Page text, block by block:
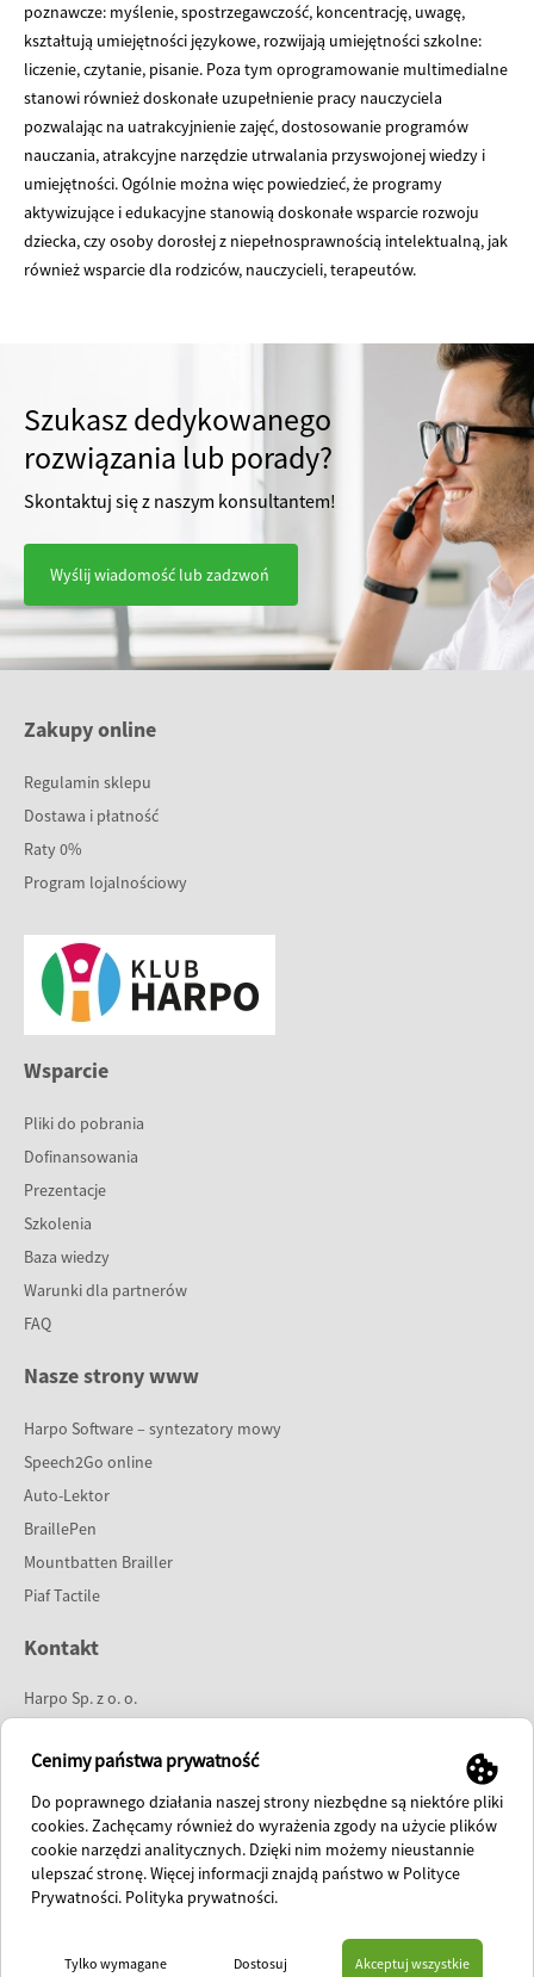
poznawcze: myślenie, spostrzegawczość, koncentrację, uwagę,
kształtują umiejętności językowe, rozwijają umiejętności szkolne:
liczenie, czytanie, pisanie. Poza tym oprogramowanie multimedialne
stanowi również doskonałe uzupełnienie pracy nauczyciela
pozwalając na uatrakcyjnienie zajęć, dostosowanie programów
nauczania, atrakcyjne narzędzie utrwalania przyswojonej wiedzy i
umiejętności. Ogólnie można więc powiedzieć, że programy
aktywizujące i edukacyjne stanowią doskonałe wsparcie rozwoju
dziecka, czy osoby dorosłej z niepełnosprawnością intelektualną, jak
również wsparcie dla rodziców, nauczycieli, terapeutów.
Szukasz dedykowanego
rozwiązania lub porady?
Skontaktuj się z naszym konsultantem!
Wyślij wiadomość lub zadzwoń
Zakupy online
Regulamin sklepu
Dostawa i płatność
Raty 0%
Program lojalnościowy
Wsparcie
Pliki do pobrania
Dofinansowania
Prezentacje
Szkolenia
Baza wiedzy
Warunki dla partnerów
FAQ
Nasze strony www
Harpo Software – syntezatory mowy
Speech2Go online
Auto-Lektor
BraillePen
Mountbatten Brailler
Piaf Tactile
Kontakt
Harpo Sp. z o. o.
61-737 Poznań
tel:61 853 14 25
e-mail:info@harpo.com.pl
polish fanpage
international fanpage
AKTUALNOŚCI KONTAKT
Cenimy państwa prywatność
Do poprawnego działania naszej strony niezbędne są niektóre pliki
cookies. Zachęcamy również do wyrażenia zgody na użycie plików
cookie narzędzi analitycznych. Dzięki nim możemy nieustannie
ulepszać stronę. Więcej informacji znajdą państwo w Polityce
Prywatności. Polityka prywatności.
Dostosuj
Tylko wymagane Akceptuj wszystkie